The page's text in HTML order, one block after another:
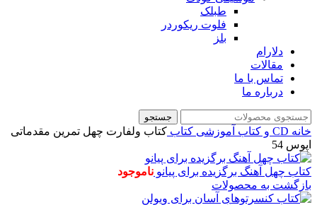
طبلک
فلوت ریکوردر
بلز
دلارام
مقالات
تماس با ما
درباره ما
جستجو
خانه CD و کتاب آموزشی کتاب کتاب ولفارت چهل تمرین مقدماتی
اپوس 54
کتاب چهل آهنگ برگزیده برای پیانو ناموجود
بازگشت به محصولات